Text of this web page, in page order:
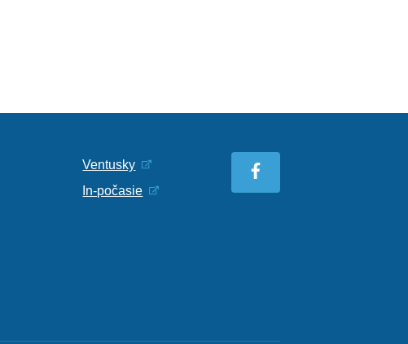
Ventusky
In-počasie